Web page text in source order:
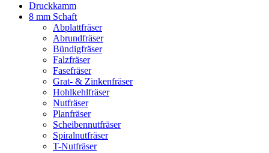
Druckkamm
8 mm Schaft
Abplattfräser
Abrundfräser
Bündigfräser
Falzfräser
Fasefräser
Grat- & Zinkenfräser
Hohlkehlfräser
Nutfräser
Planfräser
Scheibennutfräser
Spiralnutfräser
T-Nutfräser